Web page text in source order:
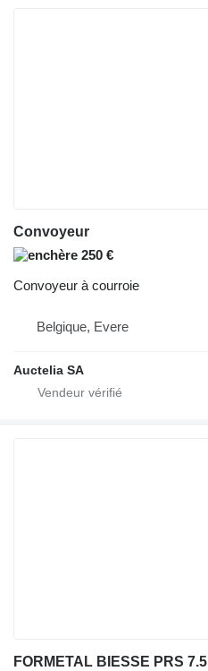
Convoyeur
250 €
Convoyeur à courroie
Belgique, Evere
Auctelia SA
FORMETAL BIESSE PRS 7.5